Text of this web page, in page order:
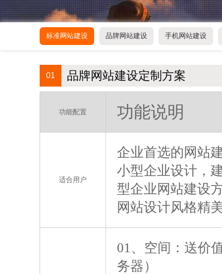
标准网站建设 品牌网站建设 手机网站建设
01 品牌网站建设定制方案
功能配置 功能说明
适合用户
企业首选的网站
小型企业设计，
型企业网站建设
网站设计风格精
01、空间：送价
务器）